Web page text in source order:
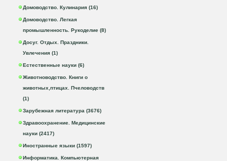
Домоводство. Кулинария (16)
Домоводство. Легкая
промышленность. Рукоделие (8)
Досуг. Отдых. Праздники.
Увлечения (1)
Естественные науки (6)
Животноводство. Книги о
животных,птицах. Пчеловодств
(1)
Зарубежная литература (3676)
Здравоохранение. Медицинские
науки (2417)
Иностранные языки (1597)
Информатика. Компьютерная